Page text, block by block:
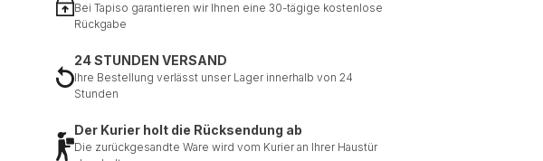
Bei Tapiso garantieren wir Ihnen eine 30-tägige kostenlose
Rückgabe
24 STUNDEN VERSAND
Ihre Bestellung verlässt unser Lager innerhalb von 24
Stunden
Der Kurier holt die Rücksendung ab
Die zurückgesandte Ware wird vom Kurier an Ihrer Haustür